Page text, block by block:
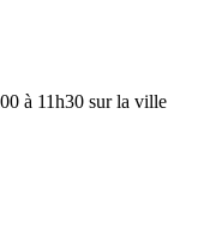
à 11h30 sur la ville